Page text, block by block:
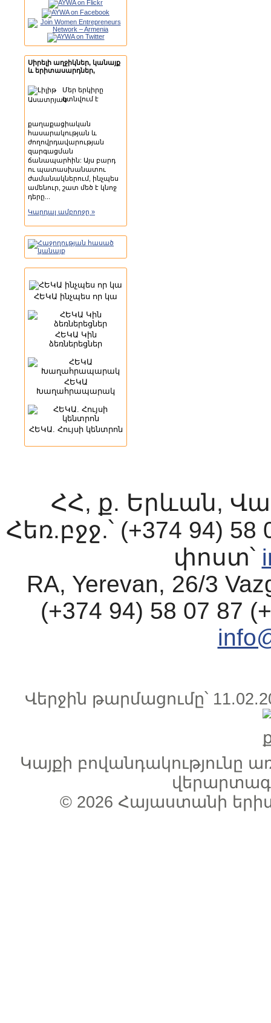
Սիրելի աղջիկներ, կանայք
և երիտասարդներ,
Մեր երկիրը
գտնվում է
քաղաքացիական
հասարակության և
ժողովրդավարության
զարգացման
ճանապարհին: Այս բարդ
ու պատասխանատու
ժամանակներում, ինչպես
ամենուր, շատ մեծ է կնոջ
դերը...
Կարդալ ամբողջը »
ՀԵԿԱ ինչպես որ կա
ՀԵԿԱ Կին
ձեռներեցներ
ՀԵԿԱ
Խաղահրապարակ
ՀԵԿԱ. Հույսի կենտրոն
ՀՀ, ք. Երևան,
Հեռ.բջջ.՝ (+374 94)
փոստ՝
RA, Yerevan, 26/3
(+374 94) 58 07 87
Վերջին թարմացումը՝
Կայքի
© 2026 Հայաստանի